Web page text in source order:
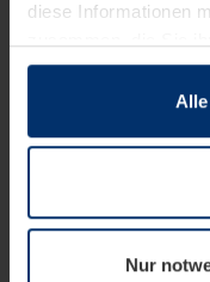
diese Informationen
sie im Rahmen Ihrer
wenn diese für den
notwendig sind. Für
wir Ihre Erlaubnis.
Nur